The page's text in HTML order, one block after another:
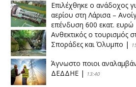
Επιλέχθηκε ο ανάδοχος
αερίου στη Λάρισα –
επένδυση 600 εκατ. ευρώ
Ανθεκτικός ο τουρισμός
Σποράδες και Όλυμπο |
Άγνωστο ποιοι
ΔΕΔΔΗΕ | 13:40